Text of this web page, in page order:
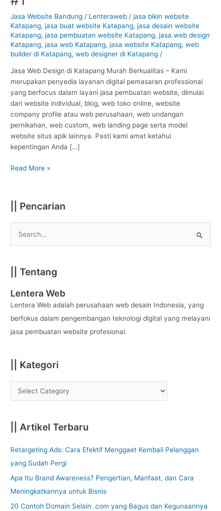
Jasa Website Bandung / Lenteraweb /jasa bikin website
Katapang,jasa buat website Katapang,jasa desain website
Katapang,jasa pembuatan website Katapang,jasa web design
Katapang,jasa web Katapang,jasa website Katapang,web
builder di Katapang,web designer di Katapang /
Jasa Web Design di Katapang Murah Berkualitas – Kami
merupakan penyedia layanan digital pemasaran professional
yang berfocus dalam layani jasa pembuatan website, dimulai
dari website individual, blog, web toko online, website
company profile atau web perusahaan, web undangan
pernikahan, web custom, web landing page serta model
website situs apik lainnya. Pasti kami amat ketahui
kepentingan Anda […]
Katapang
–
Bandung
:
Murah
Berkualitas
#1
Read More »
|| Pencarian
r
c
h
f
o
|| Tentang
Lentera Web
Lentera Web adalah perusahaan web desain Indonesia, yang
berfokus dalam pengembangan teknologi digital yang melayani
jasa pembuatan website profesional.
|| Kategori
|| Artikel Terbaru
Retargeting Ads: Cara Efektif Menggaet Kembali Pelanggan
yang Sudah Pergi
Apa Itu Brand Awareness? Pengertian, Manfaat, dan Cara
Meningkatkannya untuk Bisnis
20 Contoh Domain Selain .com yang Bagus dan Kegunaannya